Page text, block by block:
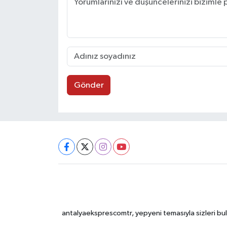
Gönder
antalyaeksprescomtr, yepyeni temasıyla sizleri